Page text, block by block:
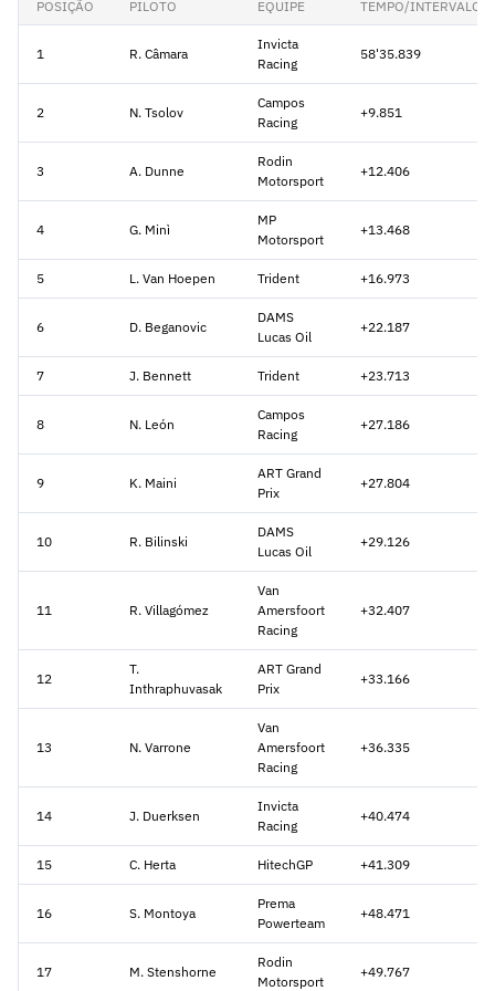
POSIÇÃO PILOTO EQUIPE TEMPO/INTERVALO
1 R. Câmara
Invicta
Racing
58'35.839
2 N. Tsolov
Campos
Racing
+9.851
3 A. Dunne
Rodin
Motorsport
+12.406
4 G. Minì
MP
Motorsport
+13.468
5 L. Van Hoepen Trident +16.973
6 D. Beganovic
DAMS
Lucas Oil
+22.187
7 J. Bennett Trident +23.713
8 N. León
Campos
Racing
+27.186
9 K. Maini
ART Grand
Prix
+27.804
10 R. Bilinski
DAMS
Lucas Oil
+29.126
11 R. Villagómez
Van
Amersfoort
Racing
+32.407
12
T.
Inthraphuvasak
ART Grand
Prix
+33.166
13 N. Varrone
Van
Amersfoort
Racing
+36.335
14 J. Duerksen
Invicta
Racing
+40.474
15 C. Herta HitechGP +41.309
16 S. Montoya
Prema
Powerteam
+48.471
17 M. Stenshorne
Rodin
Motorsport
+49.767